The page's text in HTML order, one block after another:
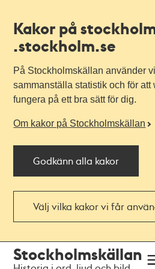
Kakor på
.stockholm.se
På Stockholmskällan använder
sammanställa statistik och för att
fungera på ett bra sätt för dig.
Om kakor på Stockholmskällan
Godkänn alla kakor
Välj vilka kakor vi får
navigationen
huvudinnehållet
Stockholmskällan